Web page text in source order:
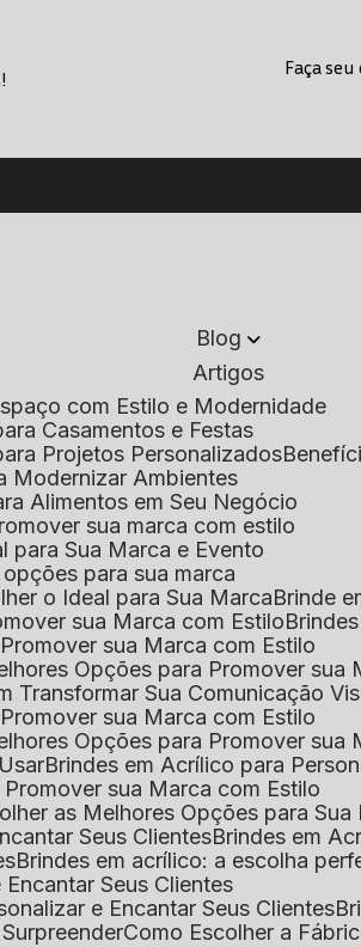
Faça
Blog
Artigos
com Estilo e Modernidade
Casamentos e Festas
Projetos Personalizados
Modernizar Ambientes
Alimentos em Seu Negócio
sua marca com estilo
para Sua Marca e Evento
opções para sua marca
o Ideal para Sua Marca
Brinde
sua Marca com Estilo
sua Marca com Estilo
Opções para Promover sua
Transformar Sua Comunicação
sua Marca com Estilo
Opções para Promover sua
Brindes em Acrílico para
Promover sua Marca com Estilo
as Melhores Opções para Sua
Seus Clientes
Brindes em
Brindes em acrílico: a escolha
Encantar Seus Clientes
e Encantar Seus Clientes
Como Escolher a